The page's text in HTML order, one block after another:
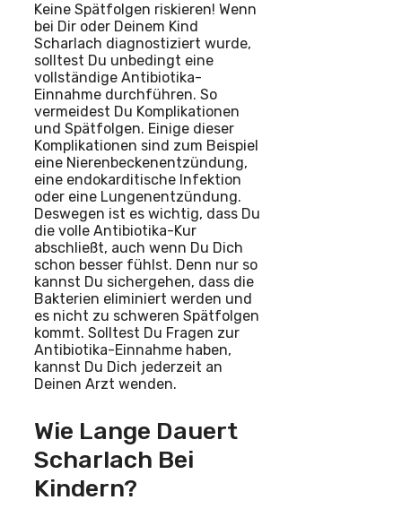
Keine Spätfolgen riskieren! Wenn
bei Dir oder Deinem Kind
Scharlach diagnostiziert wurde,
solltest Du unbedingt eine
vollständige Antibiotika-
Einnahme durchführen. So
vermeidest Du Komplikationen
und Spätfolgen. Einige dieser
Komplikationen sind zum Beispiel
eine Nierenbeckenentzündung,
eine endokarditische Infektion
oder eine Lungenentzündung.
Deswegen ist es wichtig, dass Du
die volle Antibiotika-Kur
abschließt, auch wenn Du Dich
schon besser fühlst. Denn nur so
kannst Du sichergehen, dass die
Bakterien eliminiert werden und
es nicht zu schweren Spätfolgen
kommt. Solltest Du Fragen zur
Antibiotika-Einnahme haben,
kannst Du Dich jederzeit an
Deinen Arzt wenden.
Wie Lange Dauert
Scharlach Bei
Kindern?